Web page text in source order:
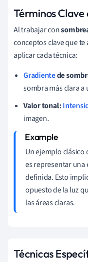
Términos
Al trabajar con
conceptos clave que
aplicar cada técnica:
Gradientede
sombra más clara a
Valor tonal:
imagen.
Un ejemplo clásico
es representar una
definida. Esto
opuesto de la luz
las áreas claras.
Técnicas